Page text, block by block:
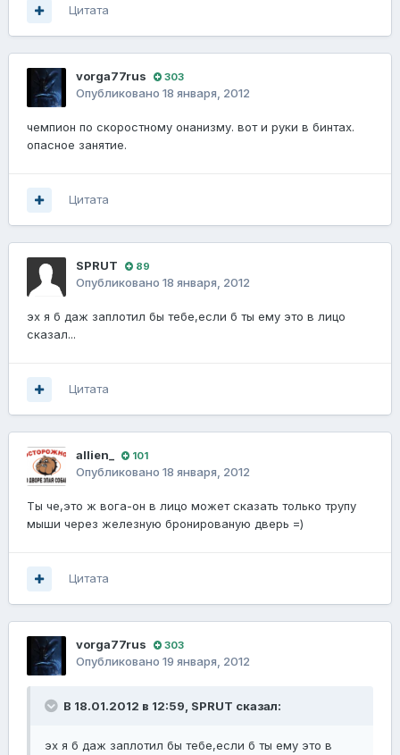
Цитата
vorga77rus 303
Опубликовано 18 января, 2012
чемпион по скоростному онанизму. вот и руки в бинтах.
опасное занятие.
Цитата
SPRUT 89
Опубликовано 18 января, 2012
эх я б даж заплотил бы тебе,если б ты ему это в лицо
сказал...
Цитата
allien_ 101
Опубликовано 18 января, 2012
Ты че,это ж вога-он в лицо может сказать только трупу
мыши через железную бронированую дверь =)
Цитата
vorga77rus 303
Опубликовано 19 января, 2012
В 18.01.2012 в 12:59, SPRUT сказал:
эх я б даж заплотил бы тебе,если б ты ему это в